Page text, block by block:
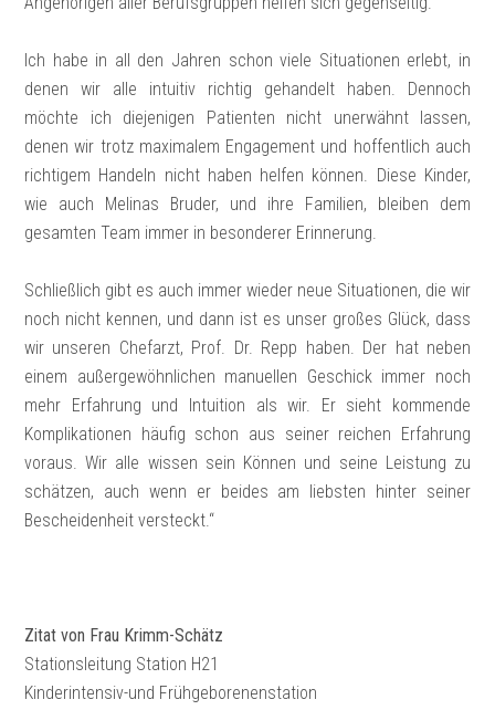
Ich habe in all den Jahren schon viele Situationen erlebt, in
denen wir alle intuitiv richtig gehandelt haben. Dennoch
möchte ich diejenigen Patienten nicht unerwähnt lassen,
denen wir trotz maximalem Engagement und hoffentlich auch
richtigem Handeln nicht haben helfen können. Diese Kinder,
wie auch Melinas Bruder, und ihre Familien, bleiben dem
gesamten Team immer in besonderer Erinnerung.
Schließlich gibt es auch immer wieder neue Situationen, die wir
noch nicht kennen, und dann ist es unser großes Glück, dass
wir unseren Chefarzt, Prof. Dr. Repp haben. Der hat neben
einem außergewöhnlichen manuellen Geschick immer noch
mehr Erfahrung und Intuition als wir. Er sieht kommende
Komplikationen häufig schon aus seiner reichen Erfahrung
voraus. Wir alle wissen sein Können und seine Leistung zu
schätzen, auch wenn er beides am liebsten hinter seiner
Bescheidenheit versteckt.“
Zitat von Frau Krimm-Schätz
Stationsleitung Station H21
Kinderintensiv-und Frühgeborenenstation